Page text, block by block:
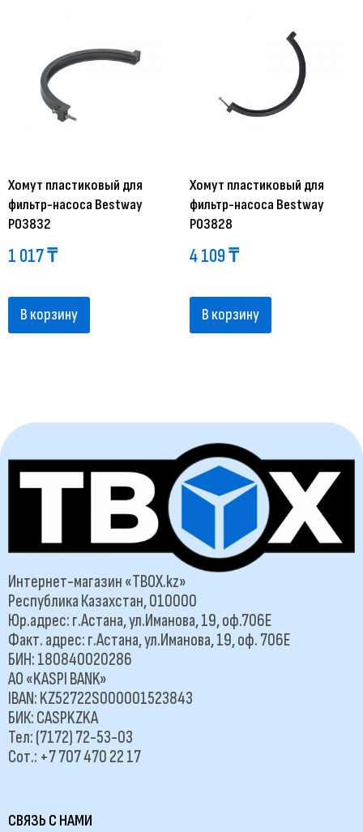
Хомут пластиковый для
фильтр-насоса Bestway
P03832
1 017₸
В корзину
Хомут пластиковый для
фильтр-насоса Bestway
P03828
4 109₸
В корзину
Интернет-магазин «TBOX.kz»
Республика Казахстан, 010000
Юр.адрес: г.Астана, ул.Иманова, 19, оф.706Е
Факт. адрес: г.Астана, ул.Иманова, 19, оф. 706Е
БИН: 180840020286
АО «KASPI BANK»
IBAN: KZ52722S000001523843
БИК: CASPKZKA
Тел: (7172) 72-53-03
Сот.: +7 707 470 22 17
СВЯЗЬ С НАМИ